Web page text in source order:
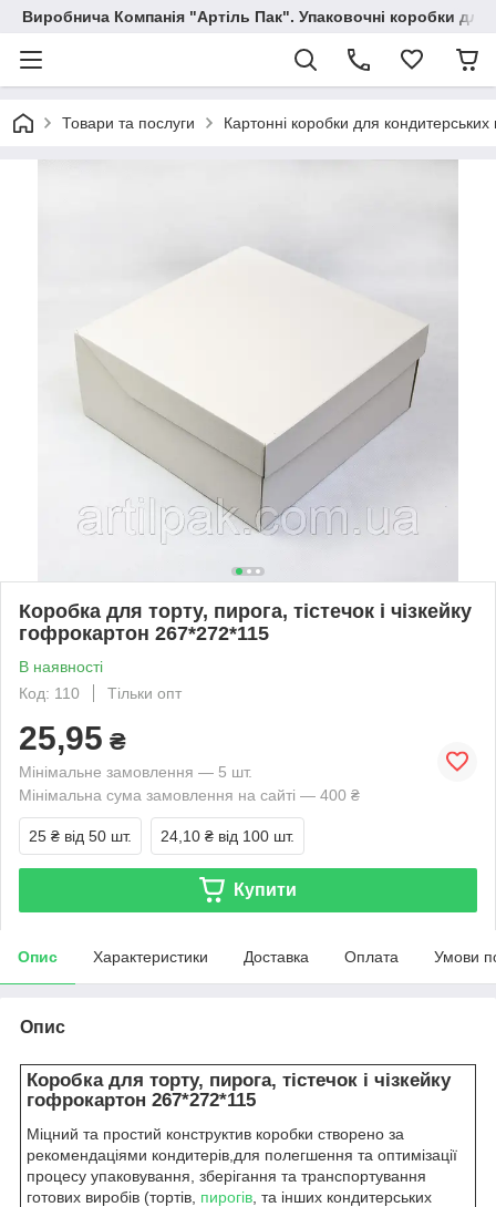
Виробнича Компанія "Артіль Пак". Упаковочні коробки для
Товари та послуги Картонні коробки для кондитерських
Коробка для торту, пирога, тістечок і чізкейку
гофрокартон 267*272*115
В наявності
Код: 110
Тільки опт
25,95 ₴
Мінімальне замовлення — 5 шт.
Мінімальна сума замовлення на сайті — 400 ₴
25 ₴ від 50 шт. 24,10 ₴ від 100 шт.
Купити
Опис Характеристики Доставка Оплата Умови
Опис
Коробка для торту, пирога, тістечок і чізкейку
гофрокартон 267*272*115
Міцний та простий конструктив коробки створено за
рекомендаціями кондитерів,для полегшення та оптимізації
процесу упаковування, зберігання та транспортування
готових виробів (тортів, пирогів , та інших кондитерських